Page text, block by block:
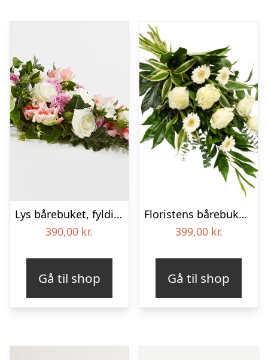
Lys bårebuket, fyldig – Blomster til begravelse
390,00 kr.
Gå til shop
Floristens bårebuket – Hvide nuancer
399,00 kr.
Gå til shop